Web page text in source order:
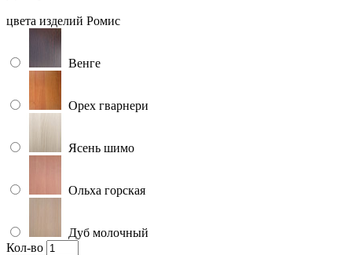
цвета изделий Ромис
Венге
Орех гварнери
Ясень шимо
Ольха горская
Дуб молочный
Кол-во